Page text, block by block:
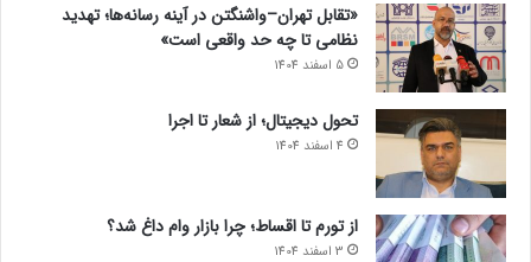
«تقابل تهران–واشنگتن در آینه رسانه‌ها؛ تهدید
نظامی تا چه حد واقعی است»
5 اسفند 1404
تحول دیجیتال؛ از شعار تا اجرا
4 اسفند 1404
از تورم تا اقساط؛ چرا بازار وام داغ شد؟
3 اسفند 1404